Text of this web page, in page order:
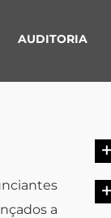
AUDITORIA
a